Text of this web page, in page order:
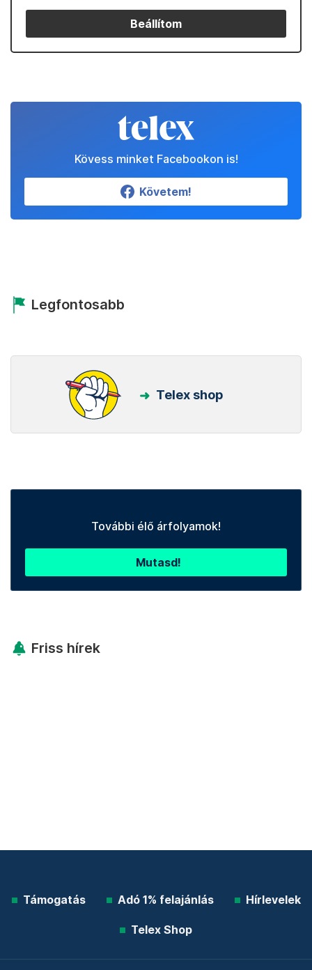
Beállítom
Kövess minket Facebookon is!
Követem!
Legfontosabb
Telex shop
További élő árfolyamok!
Mutasd!
Friss hírek
Támogatás Adó 1% felajánlás Hírlevelek
Telex Shop